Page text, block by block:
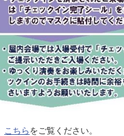
こちらをご覧ください。